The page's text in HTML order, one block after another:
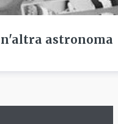
astronoma